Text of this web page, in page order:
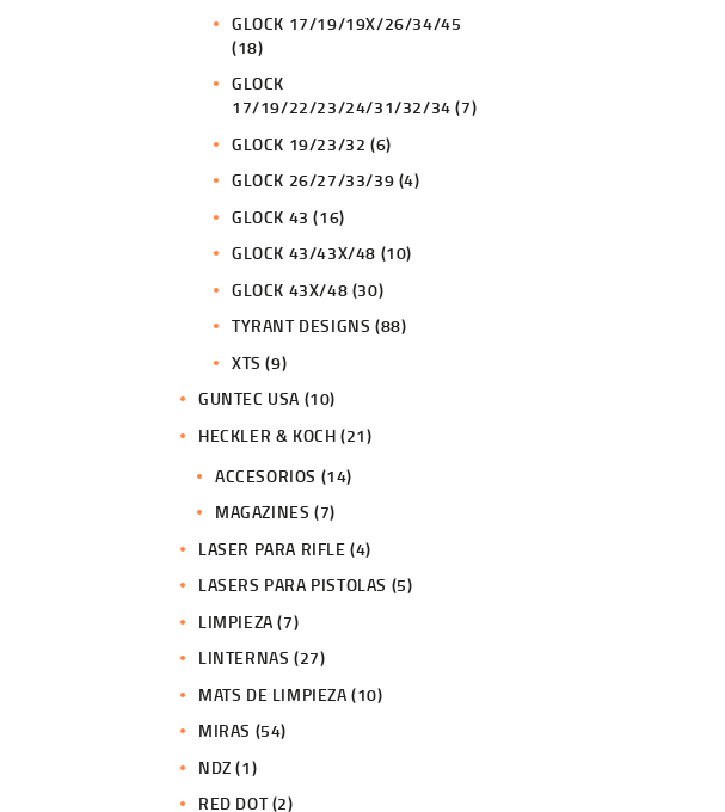
GLOCK 17/19/19X/26/34/45
(18)
GLOCK
17/19/22/23/24/31/32/34 (7)
GLOCK 19/23/32 (6)
GLOCK 26/27/33/39 (4)
GLOCK 43 (16)
GLOCK 43/43X/48 (10)
GLOCK 43X/48 (30)
TYRANT DESIGNS (88)
XTS (9)
GUNTEC USA (10)
HECKLER & KOCH (21)
ACCESORIOS (14)
MAGAZINES (7)
LASER PARA RIFLE (4)
LASERS PARA PISTOLAS (5)
LIMPIEZA (7)
LINTERNAS (27)
MATS DE LIMPIEZA (10)
MIRAS (54)
NDZ (1)
RED DOT(2)